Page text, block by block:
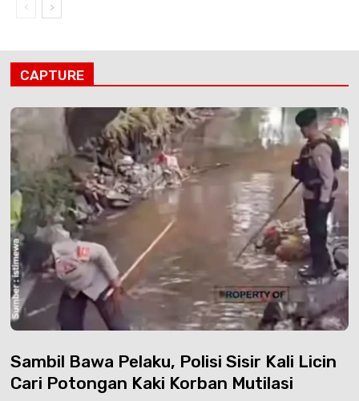
CAPTURE
Sambil Bawa Pelaku, Polisi Sisir Kali Licin
Cari Potongan Kaki Korban Mutilasi